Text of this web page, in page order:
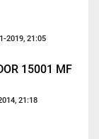
2019, 21:05
15001 MF
21:18